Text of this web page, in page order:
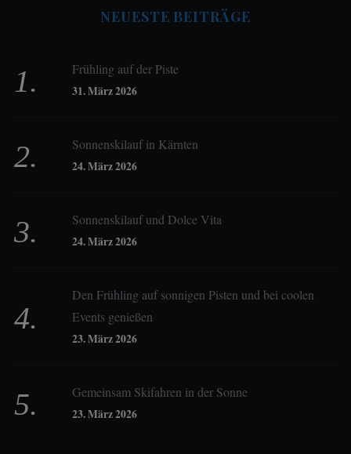
Birgit Werner
Christoph Schrahe
Derk Hoberg
Dominique Schroller
NEUESTE BEITRÄGE
Frühling auf der Piste
31. März 2026
Sonnenskilauf in Kärnten
24. März 2026
Sonnenskilauf und Dolce Vita
24. März 2026
Den Frühling auf sonnigen Pisten und bei coolen
Events genießen
23. März 2026
Gemeinsam Skifahren in der Sonne
23. März 2026